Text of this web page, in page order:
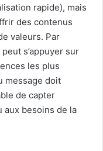
rapide), mais
des contenus
valeurs. Par
s’appuyer sur
les plus
message doit
de capter
aux besoins de la